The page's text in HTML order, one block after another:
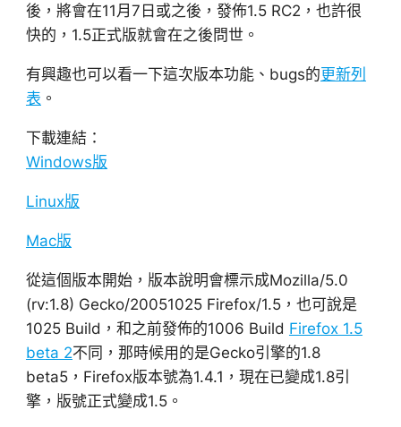
後，將會在11月7日或之後，發佈1.5 RC2，也許很
快的，1.5正式版就會在之後問世。
有興趣也可以看一下這次版本功能、bugs的更新列
表 。
下載連結：
Windows版
Linux版
Mac版
從這個版本開始，版本說明會標示成Mozilla/5.0
(rv:1.8) Gecko/20051025 Firefox/1.5，也可說是
1025 Build，和之前發佈的1006 Build Firefox 1.5
beta 2不同，那時候用的是Gecko引擎的1.8
beta5，Firefox版本號為1.4.1，現在已變成1.8引
擎，版號正式變成1.5。